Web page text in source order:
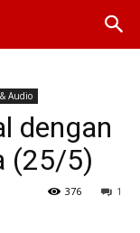
Audio
dengan
(25/5)
1
376